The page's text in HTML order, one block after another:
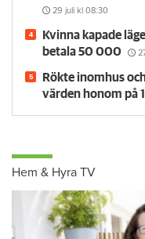
29 juli kl 08:30
Kvinna kapade
betala 50 000
Rökte inomhus
värden honom på
Hem & Hyra TV